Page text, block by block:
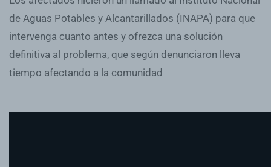
de Aguas Potables y Alcantarillados (INAPA) para que
intervenga cuanto antes y ofrezca una solución
definitiva al problema, que según denunciaron lleva
tiempo afectando a la comunidad